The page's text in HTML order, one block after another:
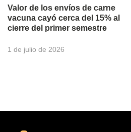
Valor de los envíos de carne
vacuna cayó cerca del 15% al
cierre del primer semestre
1 de julio de 2026